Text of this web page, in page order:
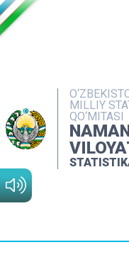
MILLIY
QO‘MITASI